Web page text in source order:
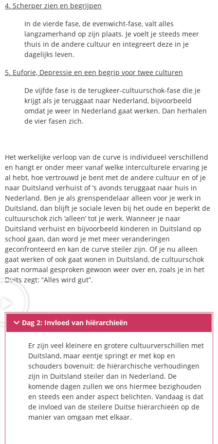
4. Scherper zien en begrijpen
In de vierde fase, de evenwicht-fase, valt alles
langzamerhand op zijn plaats. Je voelt je steeds meer
thuis in de andere cultuur en integreert deze in je
dagelijks leven.
5. Euforie, Depressie en een begrip voor twee culturen
De vijfde fase is de terugkeer-cultuurschok-fase die je
krijgt als je teruggaat naar Nederland, bijvoorbeeld
omdat je weer in Nederland gaat werken. Dan herhalen
de vier fasen zich.
Het werkelijke verloop van de curve is individueel verschillend
en hangt er onder meer vanaf welke interculturele ervaring je
al hebt, hoe vertrouwd je bent met de andere cultuur en of je
naar Duitsland verhuist of ’s avonds teruggaat naar huis in
Nederland. Ben je als grenspendelaar alleen voor je werk in
Duitsland, dan blijft je sociale leven bij het oude en beperkt de
cultuurschok zich ‘alleen’ tot je werk. Wanneer je naar
Duitsland verhuist en bijvoorbeeld kinderen in Duitsland op
school gaan, dan word je met meer veranderingen
geconfronteerd en kan de curve steiler zijn. Of je nu alleen
gaat werken of ook gaat wonen in Duitsland, de cultuurschok
gaat normaal gesproken gewoon weer over en, zoals je in het
Duits zegt: “Alles wird gut”.
Dag 2: Invloed van hiërarchieën
Er zijn veel kleinere en grotere cultuurverschillen met
Duitsland, maar eentje springt er met kop en
schouders bovenuit: de hiërarchische verhoudingen
zijn in Duitsland steiler dan in Nederland. De
komende dagen zullen we ons hiermee bezighouden
en steeds een ander aspect belichten. Vandaag is dat
de invloed van de steilere Duitse hiërarchieën op de
manier van omgaan met elkaar.